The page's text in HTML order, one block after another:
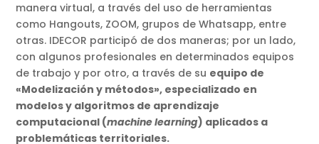
manera virtual, a través del uso de herramientas
como Hangouts, ZOOM, grupos de Whatsapp, entre
otras. IDECOR participó de dos maneras; por un lado,
con algunos profesionales en determinados equipos
de trabajo y por otro, a través de su equipo de
«Modelización y métodos», especializado en
modelos y algoritmos de aprendizaje
computacional (machine learning) aplicados a
problemáticas territoriales.